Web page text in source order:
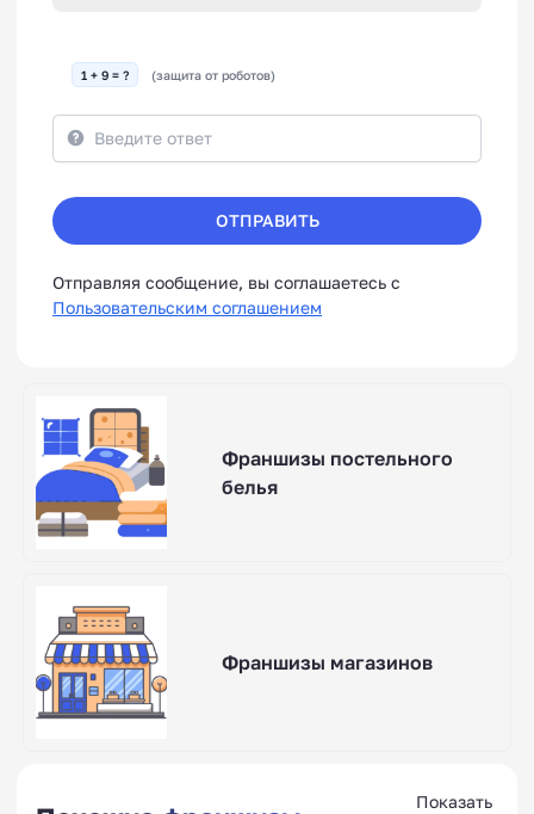
1 + 9 = ? (защита от роботов)
ОТПРАВИТЬ
Отправляя сообщение, вы соглашаетесь с
Пользовательским соглашением
Франшизы постельного
белья
Франшизы магазинов
Показать